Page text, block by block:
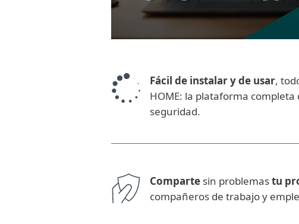
Fácil de instalar y de usar,
HOME: la plataforma completa
seguridad.
Comparte sin problemastu
compañeros de trabajo y